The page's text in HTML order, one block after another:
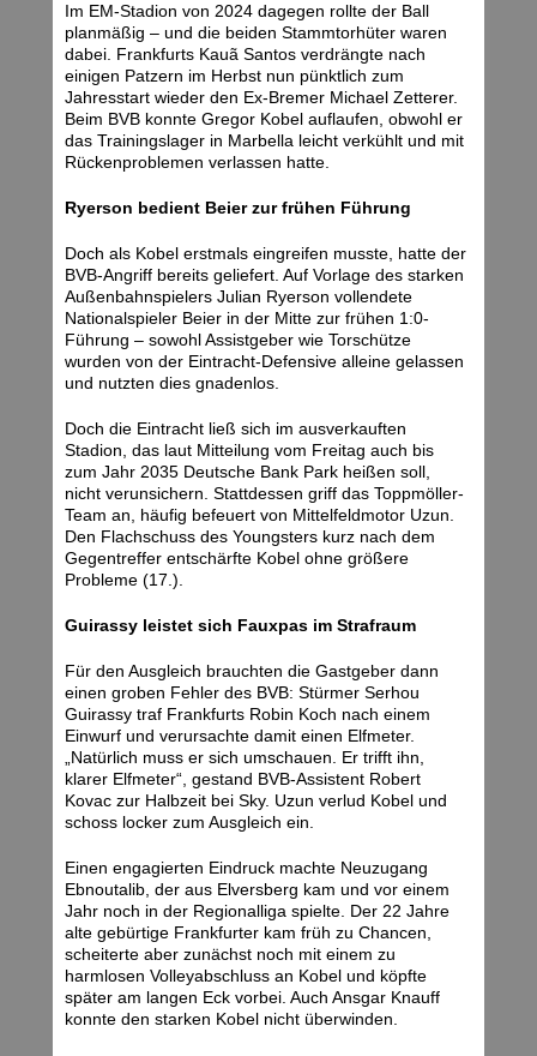
Im EM-Stadion von 2024 dagegen rollte der Ball
planmäßig – und die beiden Stammtorhüter waren
dabei. Frankfurts Kauã Santos verdrängte nach
einigen Patzern im Herbst nun pünktlich zum
Jahresstart wieder den Ex-Bremer Michael Zetterer.
Beim BVB konnte Gregor Kobel auflaufen, obwohl er
das Trainingslager in Marbella leicht verkühlt und mit
Rückenproblemen verlassen hatte.
Ryerson bedient Beier zur frühen Führung
Doch als Kobel erstmals eingreifen musste, hatte der
BVB-Angriff bereits geliefert. Auf Vorlage des starken
Außenbahnspielers Julian Ryerson vollendete
Nationalspieler Beier in der Mitte zur frühen 1:0-
Führung – sowohl Assistgeber wie Torschütze
wurden von der Eintracht-Defensive alleine gelassen
und nutzten dies gnadenlos.
Doch die Eintracht ließ sich im ausverkauften
Stadion, das laut Mitteilung vom Freitag auch bis
zum Jahr 2035 Deutsche Bank Park heißen soll,
nicht verunsichern. Stattdessen griff das Toppmöller-
Team an, häufig befeuert von Mittelfeldmotor Uzun.
Den Flachschuss des Youngsters kurz nach dem
Gegentreffer entschärfte Kobel ohne größere
Probleme (17.).
Guirassy leistet sich Fauxpas im Strafraum
Für den Ausgleich brauchten die Gastgeber dann
einen groben Fehler des BVB: Stürmer Serhou
Guirassy traf Frankfurts Robin Koch nach einem
Einwurf und verursachte damit einen Elfmeter.
„Natürlich muss er sich umschauen. Er trifft ihn,
klarer Elfmeter“, gestand BVB-Assistent Robert
Kovac zur Halbzeit bei Sky. Uzun verlud Kobel und
schoss locker zum Ausgleich ein.
Einen engagierten Eindruck machte Neuzugang
Ebnoutalib, der aus Elversberg kam und vor einem
Jahr noch in der Regionalliga spielte. Der 22 Jahre
alte gebürtige Frankfurter kam früh zu Chancen,
scheiterte aber zunächst noch mit einem zu
harmlosen Volleyabschluss an Kobel und köpfte
später am langen Eck vorbei. Auch Ansgar Knauff
konnte den starken Kobel nicht überwinden.